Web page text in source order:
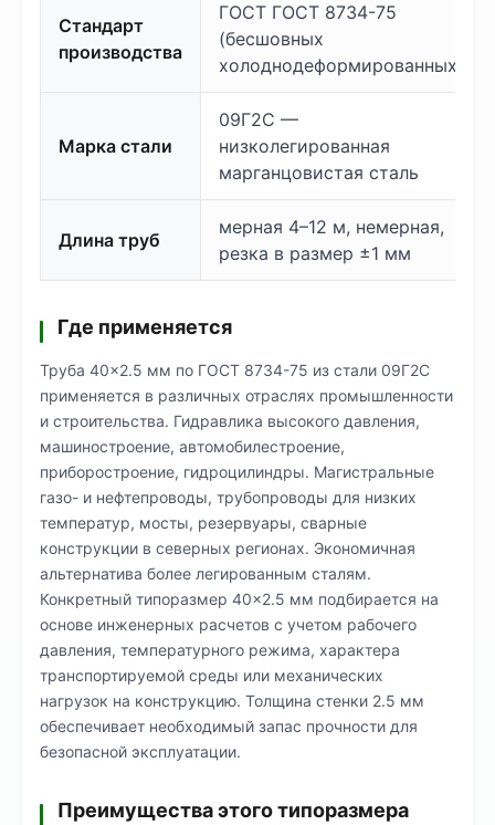
Стандарт
производства
ГОСТ ГОСТ 8734-75
(бесшовных
холоднодеформированных)
Марка стали
09Г2С —
низколегированная
марганцовистая сталь
Длина труб
мерная 4–12 м, немерная,
резка в размер ±1 мм
Где применяется
Труба 40×2.5 мм по ГОСТ 8734-75 из стали 09Г2С
применяется в различных отраслях промышленности
и строительства. Гидравлика высокого давления,
машиностроение, автомобилестроение,
приборостроение, гидроцилиндры. Магистральные
газо- и нефтепроводы, трубопроводы для низких
температур, мосты, резервуары, сварные
конструкции в северных регионах. Экономичная
альтернатива более легированным сталям.
Конкретный типоразмер 40×2.5 мм подбирается на
основе инженерных расчетов с учетом рабочего
давления, температурного режима, характера
транспортируемой среды или механических
нагрузок на конструкцию. Толщина стенки 2.5 мм
обеспечивает необходимый запас прочности для
безопасной эксплуатации.
Преимущества этого типоразмера